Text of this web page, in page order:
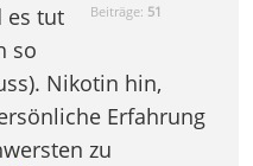
Beiträge: 51
es tut
so
Nikotin hin,
Erfahrung
zu